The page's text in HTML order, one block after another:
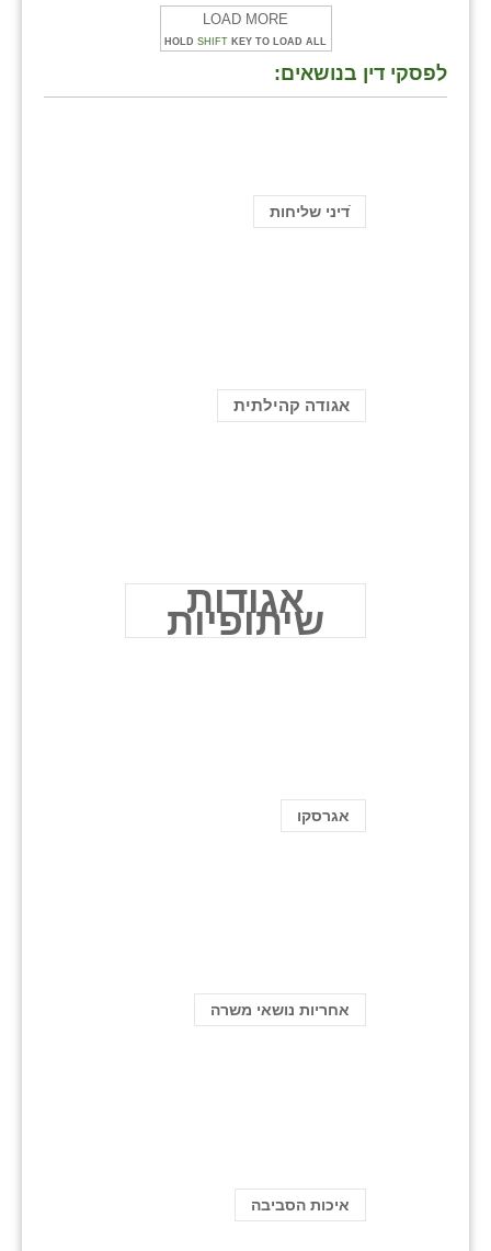
LOAD MORE
HOLD SHIFT KEY TO LOAD ALL
לפסקי דין בנושאים:
ֿדיני שליחות
אגודה קהילתית
אגודות
שיתופיות
אגרסקו
אחריות נושאי משרה
איכות הסביבה